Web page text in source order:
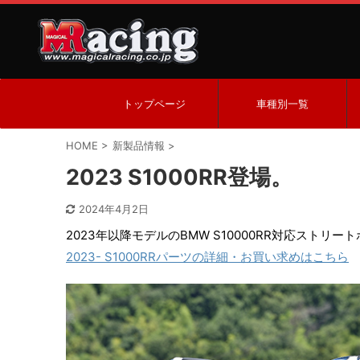
トップページ 車種別一覧
HOME > 新製品情報 >
2023 S1000RR登場。
2024年4月2日
2023年以降モデルのBMW S10000RR対応ストリー
2023- S1000RRパーツの詳細・お買い求めはこちら